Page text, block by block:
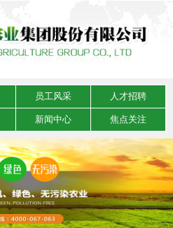
员工风采 人才招聘
新闻中心 焦点关注